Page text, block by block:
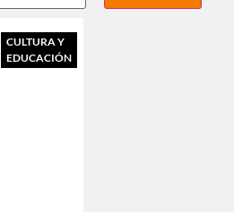
CULTURA Y
EDUCACIÓN